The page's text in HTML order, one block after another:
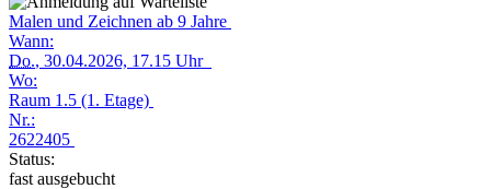
Malen und Zeichnen ab 9 Jahre
Wann:
Do., 30.04.2026, 17.15 Uhr
Wo:
Raum 1.5 (1. Etage)
Nr.:
2622405
Status:
fast ausgebucht